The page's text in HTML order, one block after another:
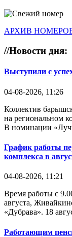
АРХИВ
//Новости дня:
Выступили с
04-08-2026, 11:26
Коллектив
на региональном
В номинации
График работы
комплекса в
04-08-2026, 11:21
Время работы с
августа,
«Дубрава». 18
Работающим